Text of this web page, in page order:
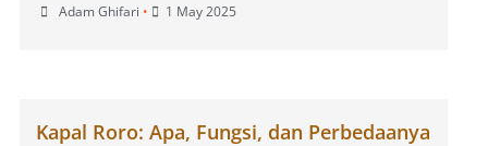
Adam Ghifari • 1 May 2025
Kapal Roro: Apa, Fungsi, dan Perbedaanya